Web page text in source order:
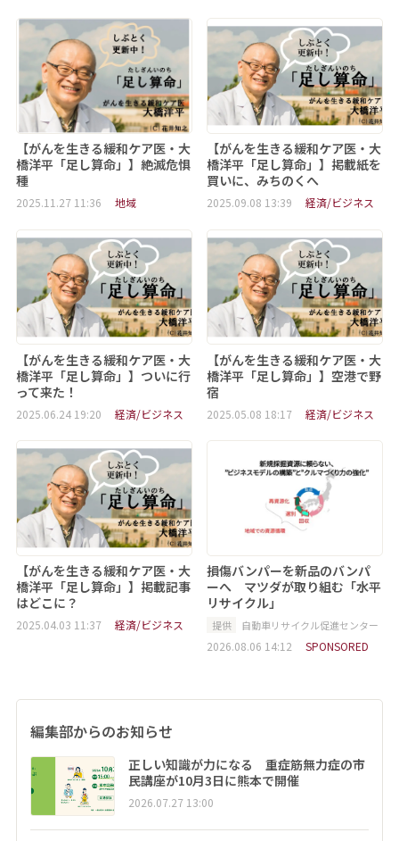
【がんを生きる緩和ケア医・大
橋洋平「足し算命」】絶滅危惧
種
2025.11.27 11:36 地域
【がんを生きる緩和ケア医・大
橋洋平「足し算命」】掲載紙を
買いに、みちのくへ
2025.09.08 13:39 経済/ビジネス
【がんを生きる緩和ケア医・大
橋洋平「足し算命」】ついに行
って来た！
2025.06.24 19:20 経済/ビジネス
【がんを生きる緩和ケア医・大
橋洋平「足し算命」】空港で野
宿
2025.05.08 18:17 経済/ビジネス
【がんを生きる緩和ケア医・大
橋洋平「足し算命」】掲載記事
はどこに？
2025.04.03 11:37 経済/ビジネス
損傷バンパーを新品のバンパ
ーへ マツダが取り組む「水平
リサイクル」
提供 自動車リサイクル促進センター
2026.08.06 14:12 SPONSORED
編集部からのお知らせ
正しい知識が力になる 重症筋無力症の市
民講座が10月3日に熊本で開催
2026.07.27 13:00